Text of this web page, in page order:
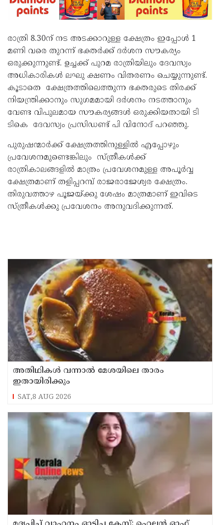
രാത്രി 8.30ന് നട അടക്കാറുള്ള ക്ഷേത്രം ഇപ്പോൾ 1
മണി വരെ തുറന്ന് ഭക്തർക്ക് ദർശന സൗകര്യം
ഒരുക്കുന്നുണ്ട്. ഉച്ചക്ക് പുറമ രാത്രിയിലും ദേവസ്വം
അധികാരികൾ ലഘു ക്ഷണം വിതരണം ചെയ്യുന്നുണ്ട്.
കൂടാതെ ക്ഷേത്രത്തിലെത്തുന്ന ഭക്തരുടെ തിരക്ക്
നിയന്ത്രിക്കാനും സുഗമമായി ദർശനം നടത്താനും
വേണ്ട വിപുലമായ സൗകര്യങ്ങൾ ഒരുക്കിയതായി ടി
ടികെ ദേവസ്വം പ്രസിഡണ്ട് പി വിനോദ് പറഞ്ഞു.
പുരുഷന്മാർക്ക് ക്ഷേത്രത്തിനുള്ളിൽ എപ്പോഴും
പ്രവേശനമുണ്ടെങ്കിലും സ്ത്രീകൾക്ക്
രാത്രികാലങ്ങളിൽ മാത്രം പ്രവേശനമുള്ള അപൂർവ്വ
ക്ഷേത്രമാണ് തളിപ്പറമ്പ് രാജരാജേശ്വര ക്ഷേത്രം.
തിരുവത്താഴ പൂജയ്ക്കു ശേഷം മാത്രമാണ് ഇവിടെ
സ്ത്രീകൾക്കു പ്രവേശനം അനുവദിക്കുന്നത്.
അതിഥികൾ വന്നാൽ മേശയിലെ താരം
ഇതായിരിക്കും
SAT,8 AUG 2026